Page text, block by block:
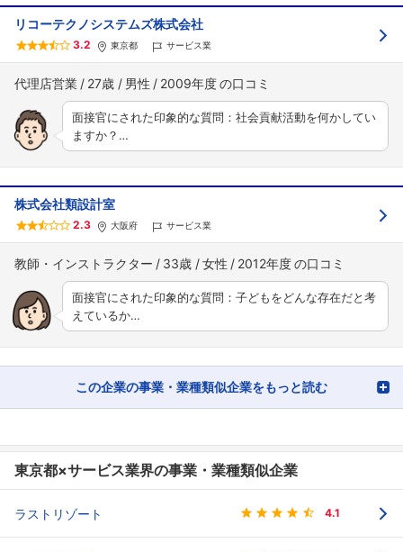
リコーテクノシステムズ株式会社
3.2 東京都 サービス業
代理店営業 27歳 男性 2009年度
面接官にされた印象的な質問：社会貢献活動を何かしてい
ますか？…
株式会社類設計室
2.3 大阪府 サービス業
教師・インストラクター 33歳 女性 2012年度
面接官にされた印象的な質問：子どもをどんな存在だと考
えているか…
この企業の事業・業種類似企業をもっと読む
東京都×サービス業界の事業・業種類似企業
ラストリゾート 4.1